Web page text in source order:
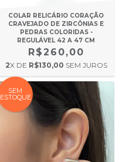
COLAR RELICÁRIO CORAÇÃO
CRAVEJADO DE ZIRCÔNIAS E
PEDRAS COLORIDAS -
REGULÁVEL 42 A 47 CM
R$260,00
2X DE R$130,00 SEM JUROS
SEM
ESTOQUE